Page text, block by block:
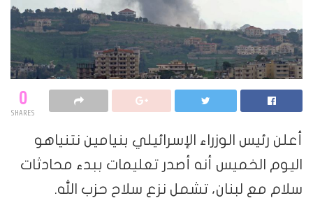
0
SHARES
أعلن رئيس الوزراء الإسرائيلي بنيامين نتنياهو
اليوم الخميس أنه أصدر تعليمات ببدء محادثات
سلام مع لبنان، تشمل نزع سلاح حزب ‌الله.